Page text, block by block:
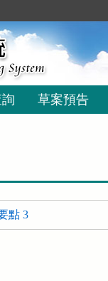
草案預告
點 3